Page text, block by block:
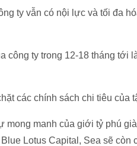
ty vẫn có nội lực và tối đa
công ty trong 12-18 tháng tới
các chính sách chi tiêu của
mong manh của giới tỷ phú
Lotus Capital, Sea sẽ còn